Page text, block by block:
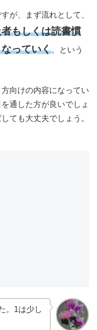
が、まず流れとして、
もしくは読書慣
っていく。という
向けの内容になってい
通した方が良いでしょ
ても大丈夫でしょう。
。1は少し